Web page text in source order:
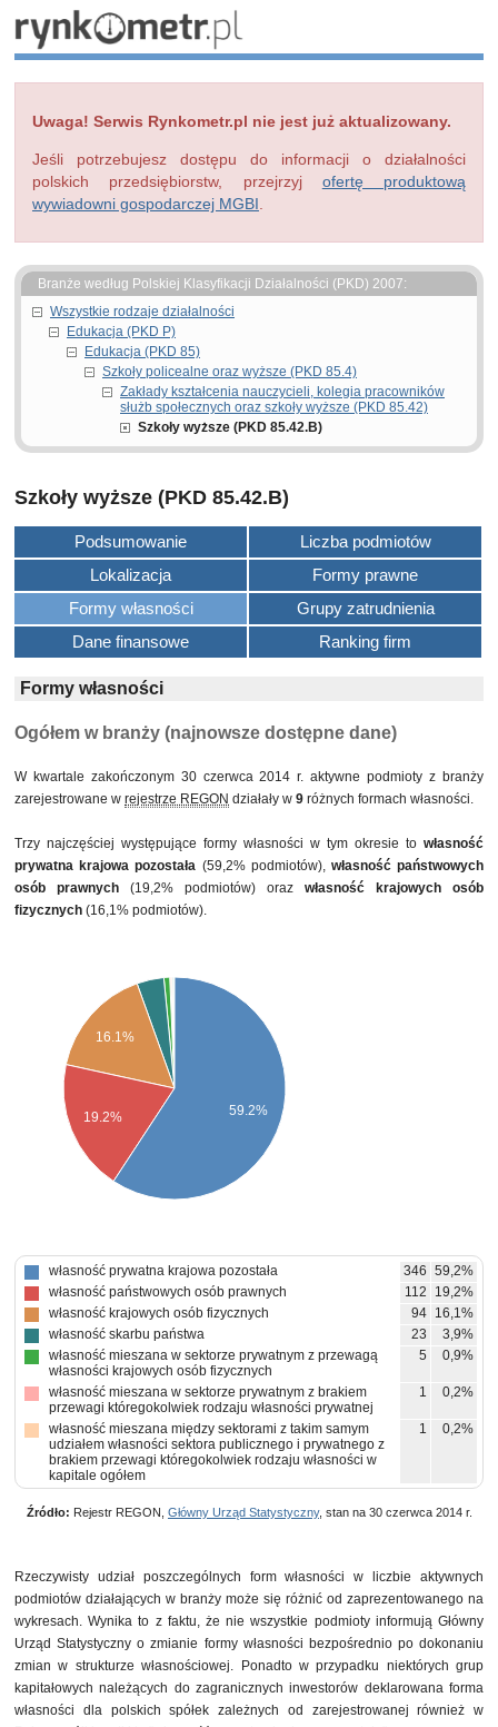
Uwaga! Serwis Rynkometr.pl nie jest już aktualizowany.
Jeśli potrzebujesz dostępu do informacji o działalności
polskich przedsiębiorstw, przejrzyj ofertę produktową
wywiadowni gospodarczej MGBI
Branże według Polskiej Klasyfikacji Działalności (PKD) 2007:
Wszystkie rodzaje działalności
Edukacja (PKD P)
Edukacja (PKD 85)
Szkoły policealne oraz wyższe (PKD 85.4)
Zakłady kształcenia nauczycieli, kolegia pracowników
służb społecznych oraz szkoły wyższe (PKD 85.42)
Szkoły wyższe (PKD 85.42.B)
Szkoły wyższe (PKD 85.42.B)
Podsumowanie
Liczba podmiotów
Lokalizacja
Formy prawne
Formy własności
Grupy zatrudnienia
Dane finansowe
Ranking firm
Formy własności
Ogółem w branży (najnowsze dostępne dane)
W kwartale zakończonym 30 czerwca 2014 r. aktywne podmioty z branży
zarejestrowane w rejestrze REGON działały w 9 różnych formach własności.
Trzy najczęściej występujące formy własności w tym okresie to własność
prywatna krajowa pozostała (59,2% podmiotów), własność państwowych
osób prawnych (19,2% podmiotów) oraz własność krajowych osób
fizycznych (16,1% podmiotów).
16.1%
19.2% 59.2%
własność prywatna krajowa pozostała 346 59,2%
własność państwowych osób prawnych
112
19,2%
własność krajowych osób fizycznych
94 16,1%
własność skarbu państwa
23
3,9%
własność mieszana w sektorze prywatnym z przewagą
własności krajowych osób fizycznych
5 0,9%
własność mieszana w sektorze prywatnym z brakiem
przewagi któregokolwiek rodzaju własności prywatnej
1 0,2%
własność mieszana między sektorami z takim samym
udziałem własności sektora publicznego i prywatnego z
brakiem przewagi któregokolwiek rodzaju własności w
kapitale ogółem
1 0,2%
własności sektora publicznego, w tym z przewagą
Źródło: Rejestr REGON, Główny Urząd Statystyczny, stan na 30 czerwca 2014 r.
Rzeczywisty udział poszczególnych form własności w liczbie aktywnych
podmiotów działających w branży może się różnić od zaprezentowanego na
wykresach. Wynika to z faktu, że nie wszystkie podmioty informują Główny
Urząd Statystyczny o zmianie formy własności bezpośrednio po dokonaniu
zmian w strukturze własnościowej. Ponadto w przypadku niektórych grup
kapitałowych należących do zagranicznych inwestorów deklarowana forma
własności dla polskich spółek zależnych od zarejestrowanej również w